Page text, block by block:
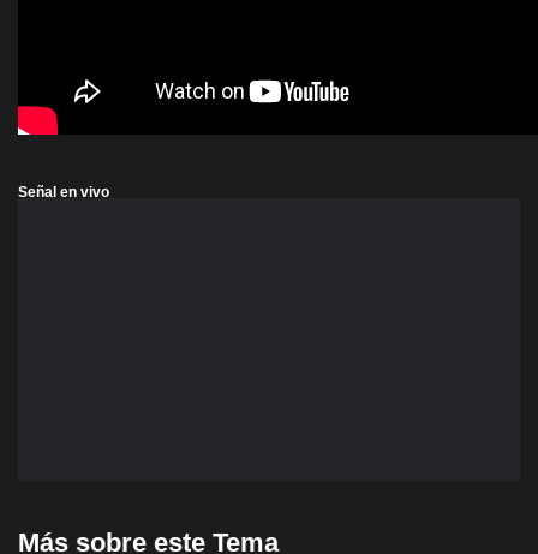
Señal en vivo
Más sobre este Tema